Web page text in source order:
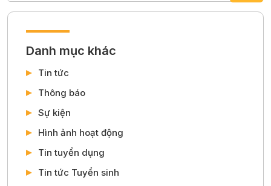
Danh mục khác
Tin tức
Thông báo
Sự kiện
Hình ảnh hoạt động
Tin tuyển dụng
Tin tức Tuyển sinh